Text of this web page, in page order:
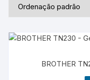
BROTHER